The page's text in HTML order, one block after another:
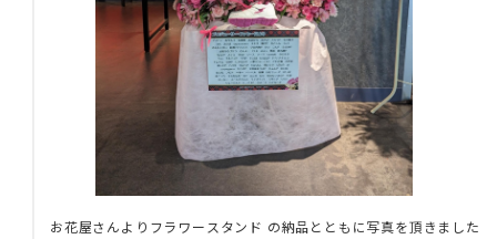
お花屋さんよりフラワースタンド の納品とともに写真を頂きました